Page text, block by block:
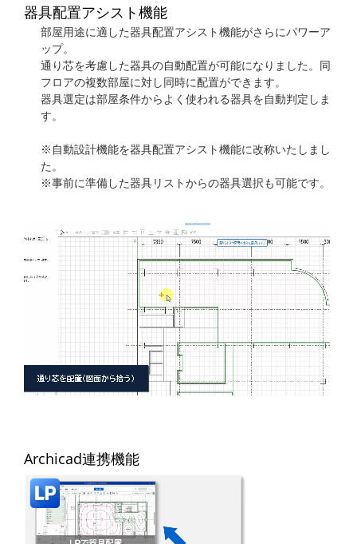
2025.3.18
ルミナスプランナー8.1 (V8.1.14) を公開
いたしました。
2025.3.4
ルミナスプランナー8.1 (V8.1.13) を公開
いたしました。
2025.1.14
ルミナスプランナー8.1 (V8.1.11) を公開
いたしました。
2024.12.17 ルミナスプランナー8.1 (V8.1.10) を公開
いたしました。
2024.10.31 ルミナスプランナー8.1 (V8.1.9) を公開い
たしました。
2024.7.23
ルミナスプランナー8.0 (V8.0.29) を公開
いたしました。
いたしました。
2024.5.15
ルミナスプランナー8.0 (V8.0.23) を公開
いたしました。
2024.4.16
ルミナスプランナー8.0 (V8.0.20) を公開
いたしました。
ルミナスプランナー8.0 (V8.0.15) を公開
器具配置アシスト機能
部屋用途に適した器具配置アシスト機能がさらにパワーア
ップ。
通り芯を考慮した器具の自動配置が可能になりました。同
フロアの複数部屋に対し同時に配置ができます。
器具選定は部屋条件からよく使われる器具を自動判定しま
す。
※自動設計機能を器具配置アシスト機能に改称いたしまし
た。
※事前に準備した器具リストからの器具選択も可能です。
Archicad連携機能